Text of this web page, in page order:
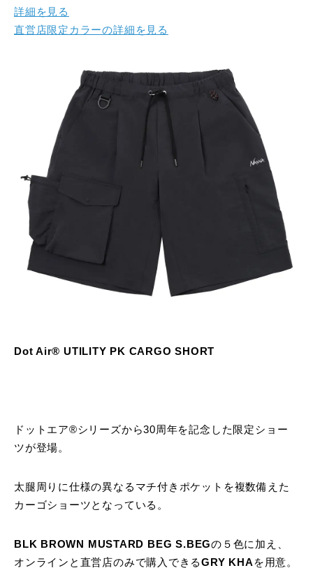
詳細を見る
直営店限定カラーの詳細を見る
Dot Air® UTILITY PK CARGO SHORT
ドットエア®シリーズから30周年を記念した限定ショー
ツが登場。
太腿周りに仕様の異なるマチ付きポケットを複数備えた
カーゴショーツとなっている。
BLK BROWN MUSTARD BEG S.BEGの５色に加え、
オンラインと直営店のみで購入できるGRY KHA を用意。